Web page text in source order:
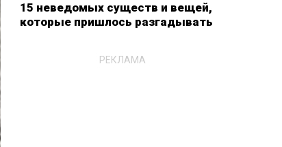
15 неведомых существ и вещей,
которые пришлось разгадывать
РЕКЛАМА